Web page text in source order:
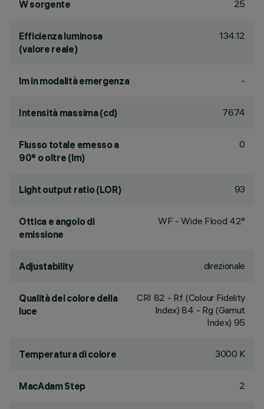
W sorgente 25
Efficienza luminosa
(valore reale)
134.12
lm in modalità emergenza -
Intensità massima (cd) 7674
Flusso totale emesso a
90° o oltre (lm)
0
Light output ratio (LOR) 93
Ottica e angolo di
emissione
WF - Wide Flood 42°
Adjustability direzionale
Qualità del colore della
luce
CRI 82 - Rf (Colour Fidelity
Index) 84 - Rg (Gamut
Index) 95
Temperatura di colore 3000 K
MacAdam Step 2